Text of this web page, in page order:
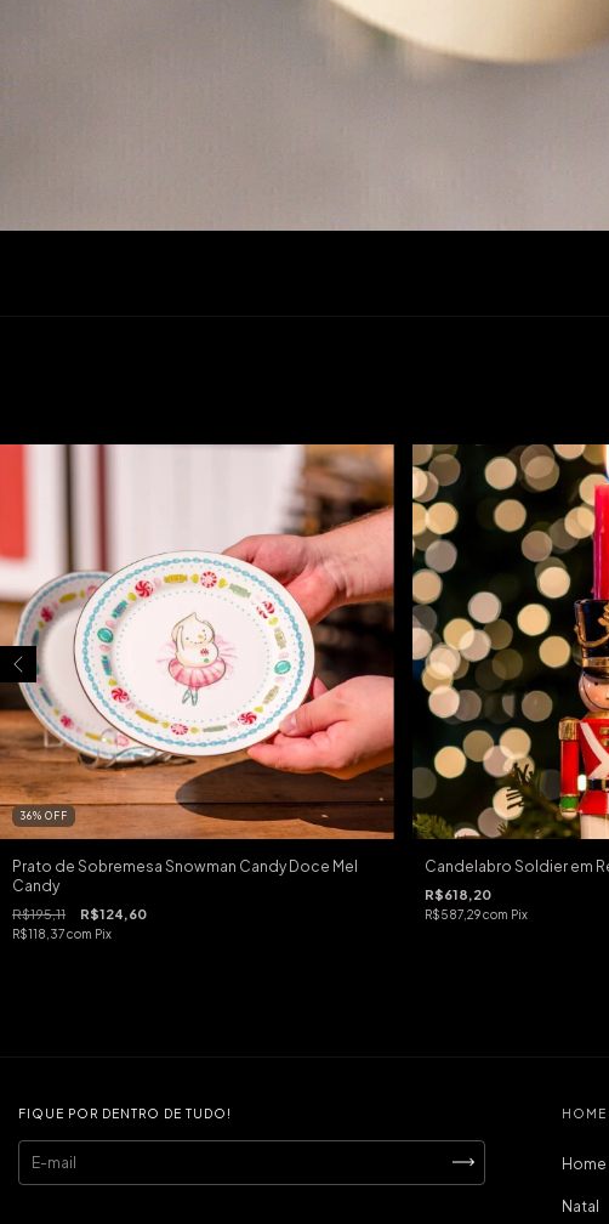
36% OFF
Prato de Sobremesa Snowman Candy Doce Mel
Candy
R$195,11 R$124,60
R$118,37com Pix
Candelabro Soldier em
R$618,20
R$587,29com Pix
FIQUE POR DENTRO DE TUDO! HOME
Home
Natal